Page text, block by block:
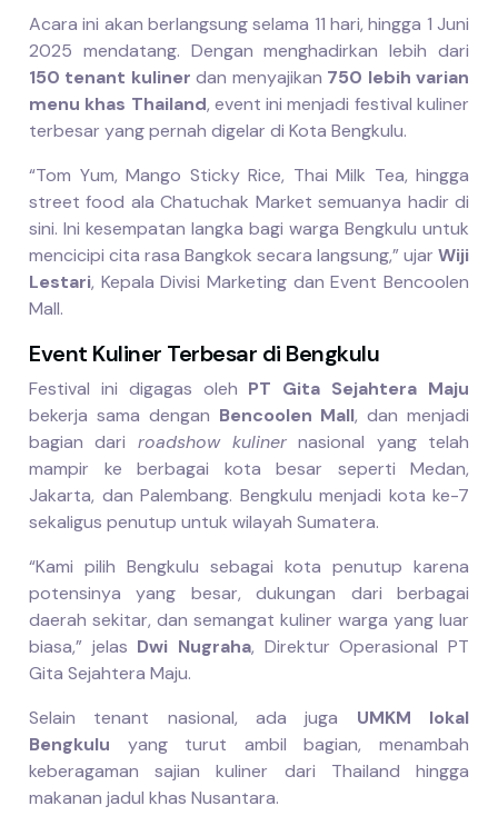
Acara ini akan berlangsung selama 11 hari, hingga 1 Juni
2025 mendatang. Dengan menghadirkan lebih dari
150 tenant kuliner dan menyajikan 750 lebih varian
menu khas Thailand, event ini menjadi festival kuliner
terbesar yang pernah digelar di Kota Bengkulu.
“Tom Yum, Mango Sticky Rice, Thai Milk Tea, hingga
street food ala Chatuchak Market semuanya hadir di
sini. Ini kesempatan langka bagi warga Bengkulu untuk
mencicipi cita rasa Bangkok secara langsung,” ujar Wiji
Lestari, Kepala Divisi Marketing dan Event Bencoolen
Mall.
Event Kuliner Terbesar di Bengkulu
Festival ini digagas oleh PT Gita Sejahtera Maju
bekerja sama dengan Bencoolen Mall, dan menjadi
bagian dari roadshow kuliner nasional yang telah
mampir ke berbagai kota besar seperti Medan,
Jakarta, dan Palembang. Bengkulu menjadi kota ke-7
sekaligus penutup untuk wilayah Sumatera.
“Kami pilih Bengkulu sebagai kota penutup karena
potensinya yang besar, dukungan dari berbagai
daerah sekitar, dan semangat kuliner warga yang luar
biasa,” jelas Dwi Nugraha, Direktur Operasional PT
Gita Sejahtera Maju.
Selain tenant nasional, ada juga UMKM lokal
Bengkulu yang turut ambil bagian, menambah
keberagaman sajian kuliner dari Thailand hingga
makanan jadul khas Nusantara.